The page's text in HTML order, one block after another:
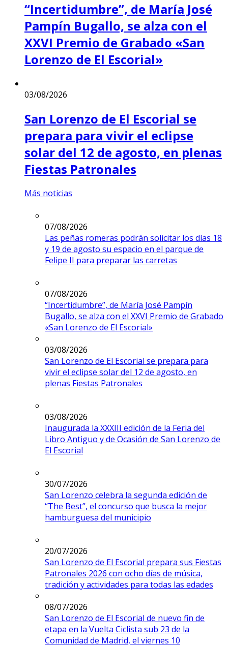
“Incertidumbre”, de María José
Pampín Bugallo, se alza con el
XXVI Premio de Grabado «San
Lorenzo de El Escorial»
03/08/2026
San Lorenzo de El Escorial se
prepara para vivir el eclipse
solar del 12 de agosto, en plenas
Fiestas Patronales
Más noticias
07/08/2026
Las peñas romeras podrán solicitar los días 18
y 19 de agosto su espacio en el parque de
Felipe II para preparar las carretas
07/08/2026
“Incertidumbre”, de María José Pampín
Bugallo, se alza con el XXVI Premio de Grabado
«San Lorenzo de El Escorial»
03/08/2026
San Lorenzo de El Escorial se prepara para
vivir el eclipse solar del 12 de agosto, en
plenas Fiestas Patronales
03/08/2026
Inaugurada la XXXIII edición de la Feria del
Libro Antiguo y de Ocasión de San Lorenzo de
El Escorial
30/07/2026
San Lorenzo celebra la segunda edición de
“The Best”, el concurso que busca la mejor
hamburguesa del municipio
20/07/2026
San Lorenzo de El Escorial prepara sus Fiestas
Patronales 2026 con ocho días de música,
tradición y actividades para todas las edades
08/07/2026
San Lorenzo de El Escorial de nuevo fin de
etapa en la Vuelta Ciclista sub 23 de la
Comunidad de Madrid, el viernes 10